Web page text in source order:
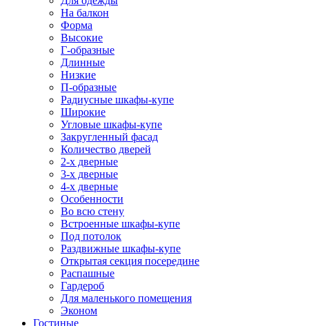
На балкон
Форма
Высокие
Г-образные
Длинные
Низкие
П-образные
Радиусные шкафы-купе
Широкие
Угловые шкафы-купе
Закругленный фасад
Количество дверей
2-х дверные
3-х дверные
4-х дверные
Особенности
Во всю стену
Встроенные шкафы-купе
Под потолок
Раздвижные шкафы-купе
Открытая секция посередине
Распашные
Гардероб
Для маленького помещения
Эконом
Гостиные